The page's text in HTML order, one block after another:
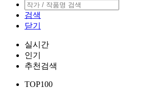
검색
닫기
실시간
인기
추천검색
TOP100